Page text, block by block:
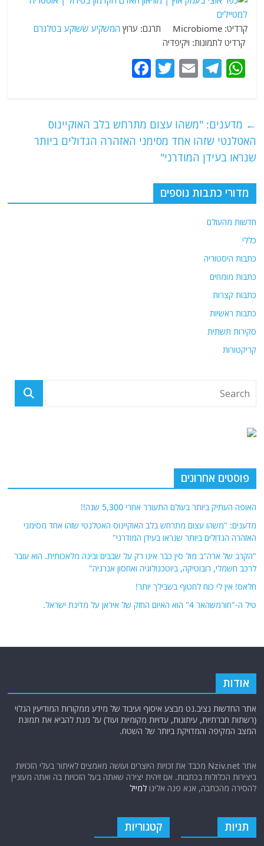
קרדיט: Microbiome תרגם: ערוץ
המשקיע ששוקע בטלגרם
קרדיט לתמונות: ויקיפדיה
W
s
A
p
p
T
g
ra
m
E
l
T
er
e
b
k
← מדענים: "משהו עצום מתרחש בלב האוקיינוס
האטלנטי שזהו אחד מסימני האזהרה הגדולים ביותר
שנראו בעידן המודרני"
מדורי כתבות נוספים
חדשות מהעולם
כללי
כתבות היסטוריה
כתבות מומחים
כתבות קצרות
כתבות ראשיות
סקירות תשתית
קריקטורות
פוסטים אחרונים
האופה העתיק ביותר בעולם התעורר אחרי 5,300 שנה!!
מדענים: "משהו עצום מתרחש בלב האוקיינוס האטלנטי שזהו אחד מסימני
האזהרה הגדולים ביותר שנראו בעידן המודרני"
"הקרב של ארה"ב מול סין כבר אינו רק על שבבים ובינה מלאכותית. הוא עובר
לרכב חשמלי, רובוטיקה, ביוטכנולוגיה ואחסון אנרגיה"
חלאס! אין לי כוח לחטוף בשבילך יותר!
טיל ה-"חורמשהאר 4" הוא האיום החזק של איראן על מדינת ישראל.
אודות
אתר החדשות נציב.נט מבצע איסוף ועיבוד של מידע ממקורות המודיעין הגלוי
(רשתות חברתיות, עיתונות, עדויות מקומיות ועוד) על מנת להביא את תמונת
המצב המקיפה והמדויקת ביותר של השטח.
אתר Nziv.net מכבד את זכויות היוצרים ועושה מאמצים לאיתור בעלי הזכויות
ביצירות הכלולות בכתבות. אם זיהית יצירה שאתה בעל הזכויות בה ואתה מעוניין
להסירה מהכתבה, אנא פנה אלינולמייל
תגיות קטגוריות